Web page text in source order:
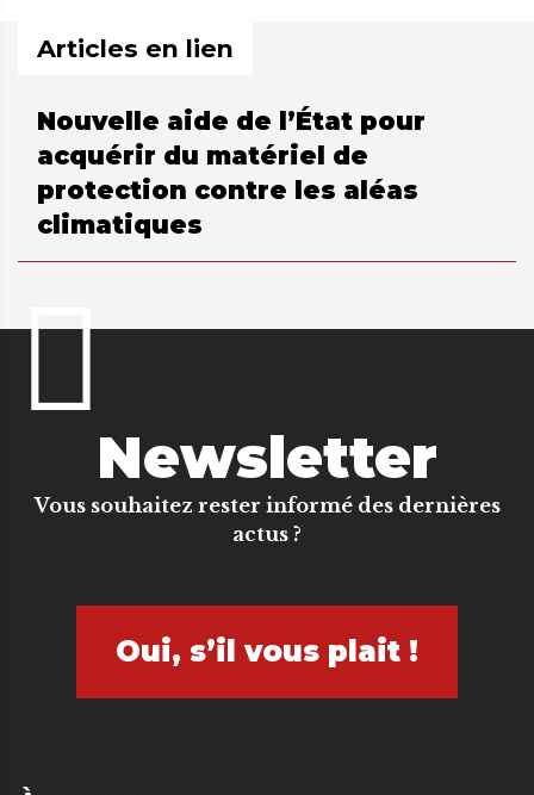
Articles en lien
Nouvelle aide de l’État pour
acquérir du matériel de
protection contre les aléas
climatiques
Newsletter
Vous souhaitez rester informé des dernières
actus ?
Oui, s’il vous plait !